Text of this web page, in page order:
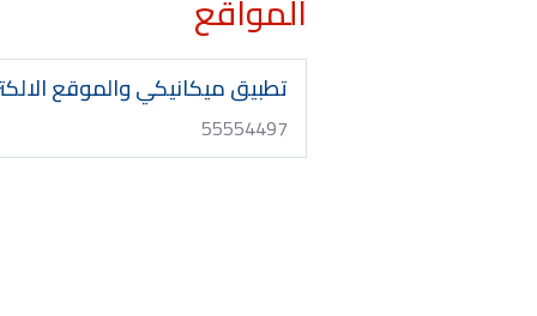
المواقع
تطبيق ميكانيكي والموقع
55554497